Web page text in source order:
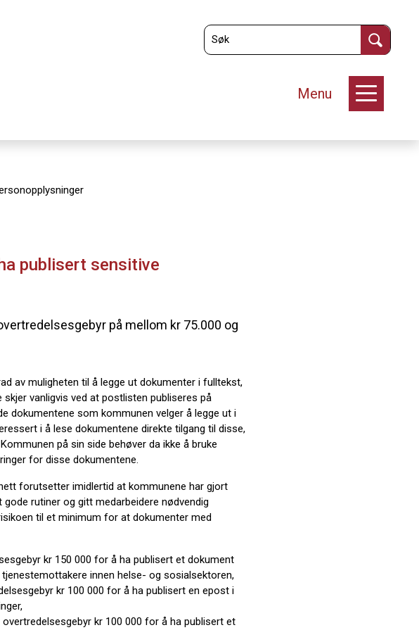
Menu
publisert sensitive
på mellom kr 75.000 og
av muligheten til å legge ut dokumenter i fulltekst,
vanligvis ved at postlisten publiseres på
dokumentene som kommunen velger å legge ut i
i å lese dokumentene direkte tilgang til disse,
på sin side behøver da ikke å bruke
for disse dokumentene.
forutsetter imidlertid at kommunene har gjort
rutiner og gitt medarbeidere nødvendig
til et minimum for at dokumenter med
kr 150 000 for å ha publisert et dokument
innen helse- og sosialsektoren,
kr 100 000 for å ha publisert en epost i
kr 100 000 for å ha publisert et